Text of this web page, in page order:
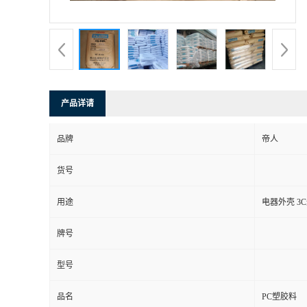
产品详请
品牌 帝人
货号
用途 电器外壳
牌号
型号
品名 PC塑胶料